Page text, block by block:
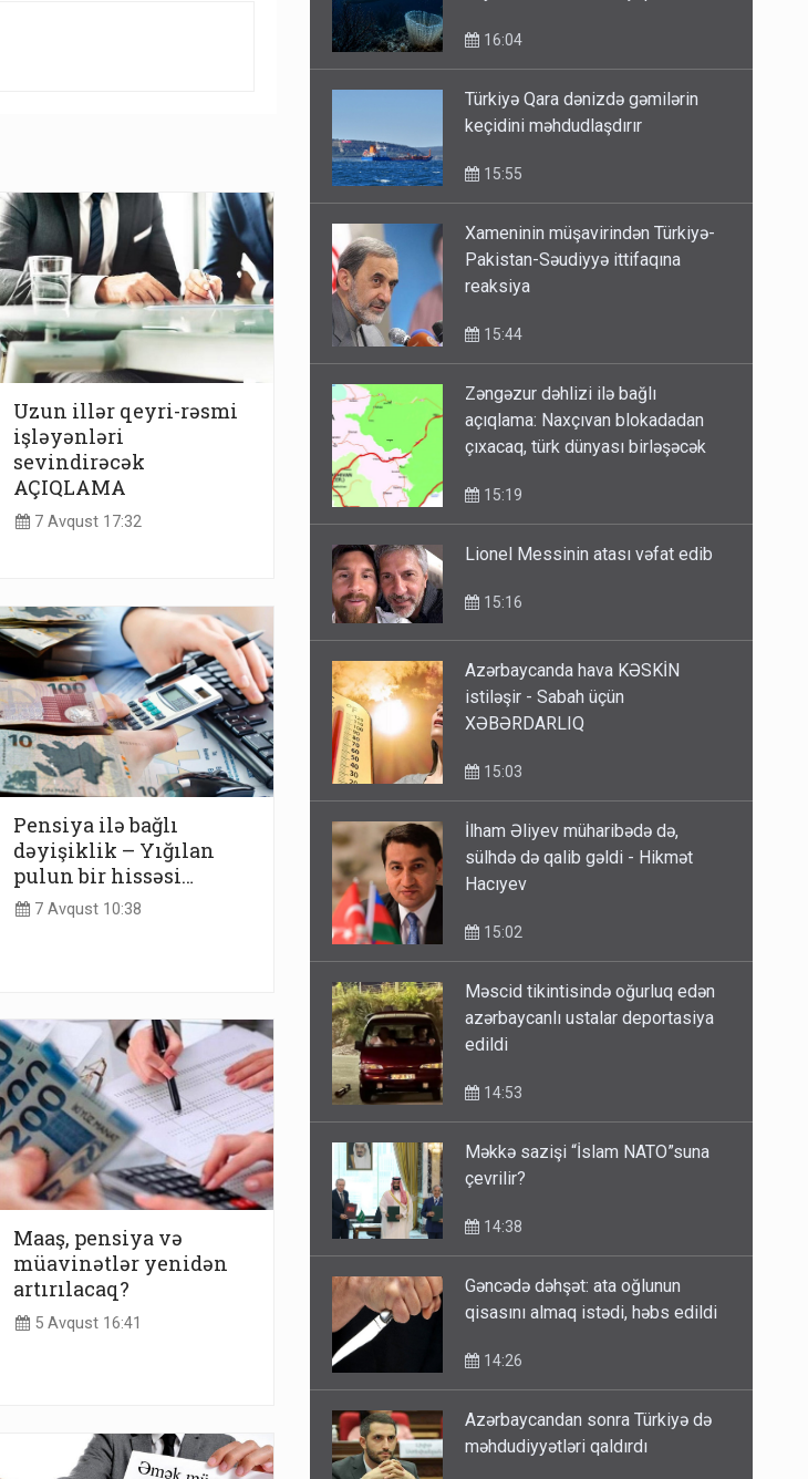
Uzun illər qeyri-rəsmi
işləyənləri
sevindirəcək
AÇIQLAMA
7 Avqust 17:32
Pensiya ilə bağlı
dəyişiklik – Yığılan
pulun bir hissəsi…
7 Avqust 10:38
Maaş, pensiya və
müavinətlər yenidən
artırılacaq?
5 Avqust 16:41
Türkiyə Qara dənizdə gəmilərin
Xameninin müşavirindən Türkiyə-
Pakistan-Səudiyyə ittifaqına
Zəngəzur dəhlizi ilə bağlı
açıqlama: Naxçıvan blokadadan
Azərbaycanda hava KƏSKİN
istiləşir - Sabah üçün
İlham Əliyev müharibədə də,
sülhdə də qalib gəldi - Hikmət
Məscid tikintisində oğurluq edən
azərbaycanlı ustalar deportasiya
Məkkə sazişi “İslam NATO”suna
Gəncədə dəhşət: ata oğlunun
Azərbaycandan sonra Türkiyə də